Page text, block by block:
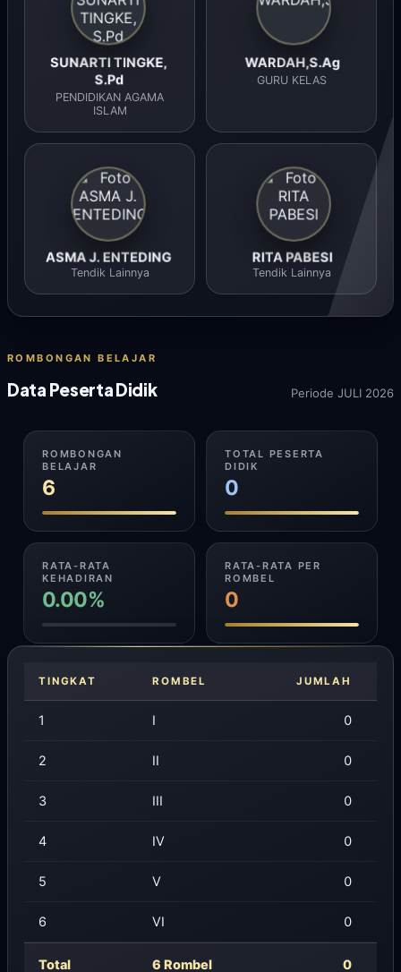
SUNARTI TINGKE,
S.Pd
PENDIDIKAN AGAMA
ISLAM
WARDAH,S.Ag
GURU KELAS
ASMA J. ENTEDING
Tendik Lainnya
RITA PABESI
Tendik Lainnya
ROMBONGAN BELAJAR
Data Peserta Didik Periode JULI 2026
ROMBONGAN
BELAJAR
6
TOTAL PESERTA
DIDIK
0
RATA-RATA
KEHADIRAN
0.00%
RATA-RATA PER
ROMBEL
0
TINGKAT ROMBEL JUMLAH
1 I 0
2 II 0
3 III 0
4 IV 0
5 V 0
6 VI 0
Total 6 Rombel 0